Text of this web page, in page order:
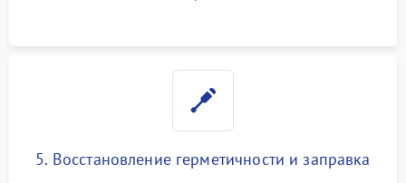
5. Восстановление герметичности и заправка